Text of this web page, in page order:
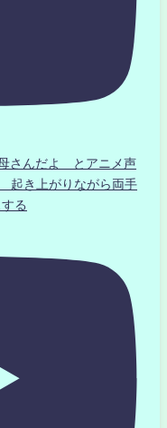
さんだよ とアニメ声
起き上がりながら両手
る